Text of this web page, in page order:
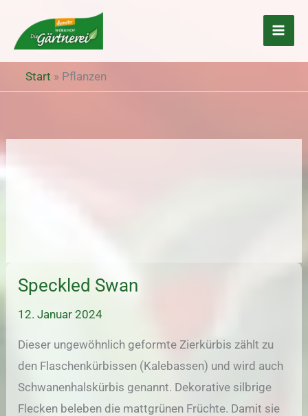
Inhalt
springen
Start » Pflanzen
Speckled Swan
12. Januar 2024
Dieser ungewöhnlich geformte Zierkürbis zählt zu
den Flaschenkürbissen (Kalebassen) und wird auch
Schwanenhalskürbis genannt. Dekorative silbrige
Flecken beleben die mattgrünen Früchte. Damit sie